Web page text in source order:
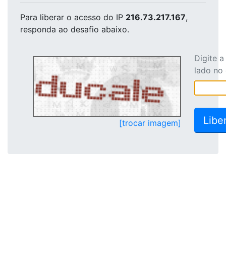
Para liberar o acesso do IP 216.73.217.167,
responda ao desafio abaixo.
[trocar imagem]
Digite
lado no